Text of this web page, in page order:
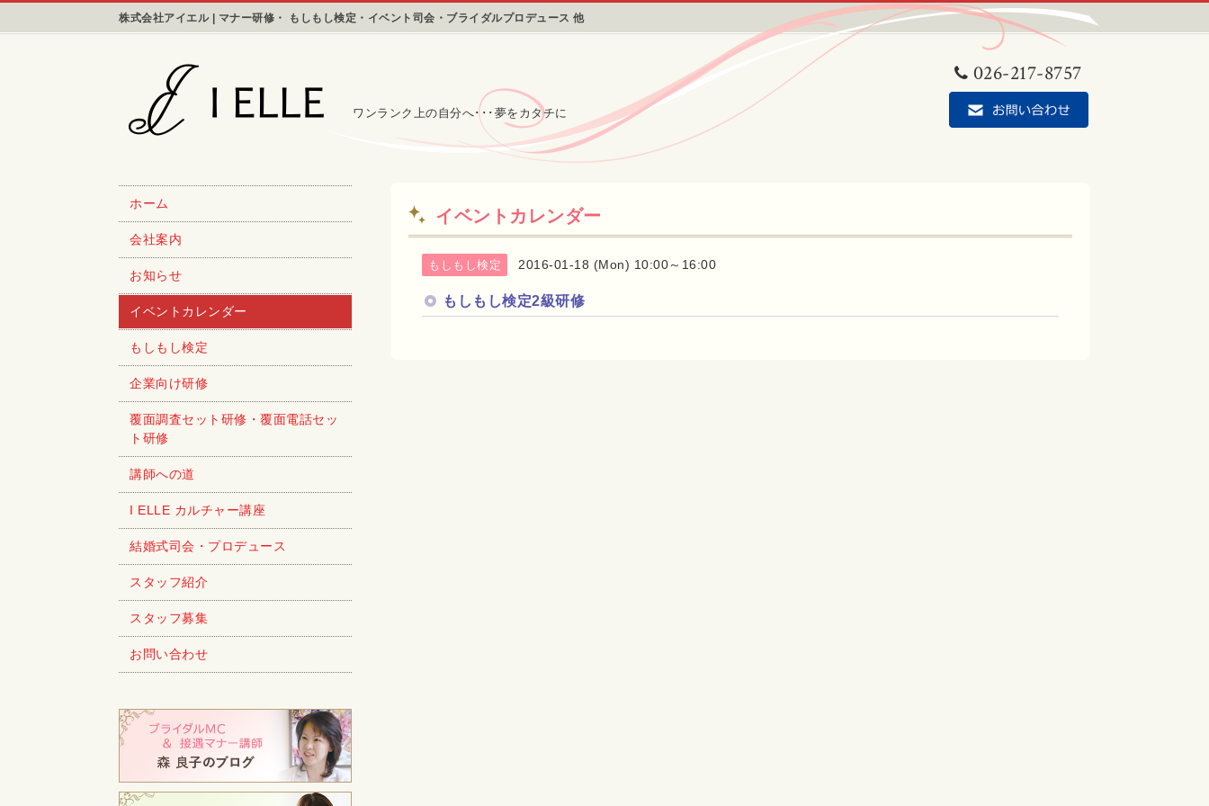
株式会社アイエル | マナー研修・ もしもし検定・イベント司会・ブライダルプロデュース 他
ワンランク上の自分へ･･･夢をカタチに
026-217-8757
イベントカレンダー
もしもし検定 2016-01-18 (Mon) 10:00～16:00
もしもし検定2級研修
ホーム
会社案内
お知らせ
イベントカレンダー
もしもし検定
企業向け研修
覆面調査セット研修・覆面電話セッ
ト研修
講師への道
I ELLE カルチャー講座
結婚式司会・プロデュース
スタッフ紹介
スタッフ募集
お問い合わせ